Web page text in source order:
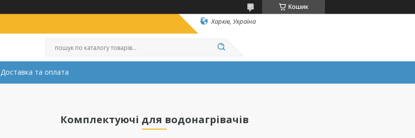
Кошик
Харків, Україна
Доставка та оплата
Комплектуючі для водонагрівачів